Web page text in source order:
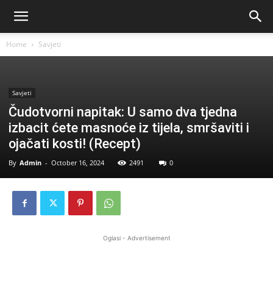
Home Savjeti
Savjeti
Čudotvorni napitak: U samo dva tjedna
izbacit ćete masnoće iz tijela, smršaviti i
ojačati kosti! (Recept)
By Admin - October 16, 2024 2491 0
Oglasi - Advertisement